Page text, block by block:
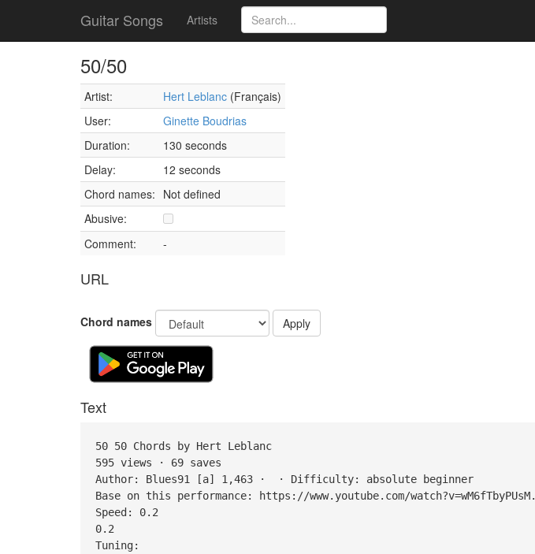
Guitar Songs Artists
50/50
Artist: Hert Leblanc (Français)
User:
Ginette Boudrias
Duration:
130 seconds
Delay:
12 seconds
Chord names: Not defined
Abusive:
Comment:
-
URL
Chord names Apply
Text
50 50 Chords by Hert Leblanc
595 views · 69 saves
Author: Blues91 [a] 1,463 · · Difficulty: absolute beginner
Base on this performance: https://www.youtube.com/watch?v=wM6fTbyPUsM.
Speed: 0.2
0.2
Tuning: